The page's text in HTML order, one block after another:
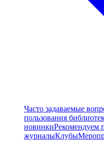
Часто задаваемые
пользования
новинкиРекомендуем
журналыКлубы